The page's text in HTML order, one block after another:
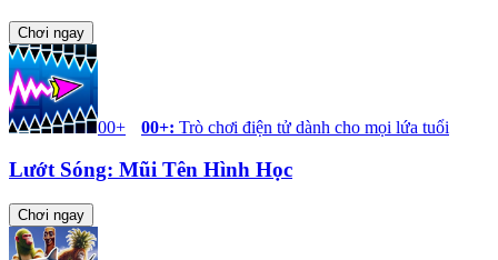
Chơi ngay
00+ 00+: Trò chơi điện tử dành cho mọi lứa tuổi
Lướt Sóng: Mũi Tên Hình Học
Chơi ngay